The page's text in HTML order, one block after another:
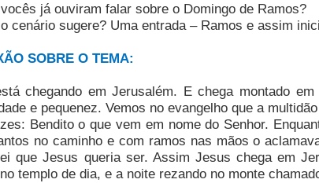
já ouviram falar sobre o Domingo de Ramos?
cenário sugere? Uma entrada – Ramos e assim
SOBRE O TEMA:
chegando em Jerusalém. E chega montado
e pequenez. Vemos no evangelho que a
Bendito o que vem em nome do Senhor.
no caminho e com ramos nas mãos o
que Jesus queria ser. Assim Jesus chega em
templo de dia, e a noite rezando no monte